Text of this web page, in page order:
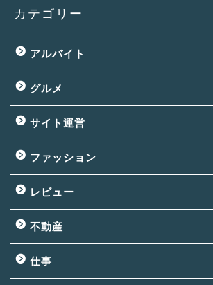
カテゴリー
アルバイト
グルメ
サイト運営
ファッション
レビュー
不動産
仕事